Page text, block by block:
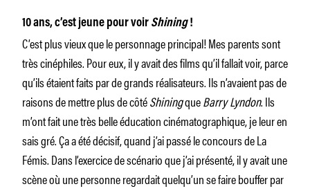
10 ans, c’est jeune pour voir Shining!
C’est plus vieux que le personnage principal! Mes parents sont
très cinéphiles. Pour eux, il y avait des films qu’il fallait voir, parce
qu’ils étaient faits par de grands réalisateurs. Ils n’avaient pas de
raisons de mettre plus de côtéShiningqueBarry Lyndon. Ils
m’ont fait une très belle éducation cinématographique, je leur en
sais gré. Ça a été décisif, quand j’ai passé le concours de La
Fémis. Dans l’exercice de scénario que j’ai présenté, il y avait une
scène où une personne regardait quelqu’un se faire bouffer par